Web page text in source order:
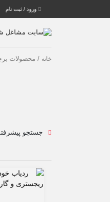
ورود / ثبت نام
خانه / محصولات
جستجو